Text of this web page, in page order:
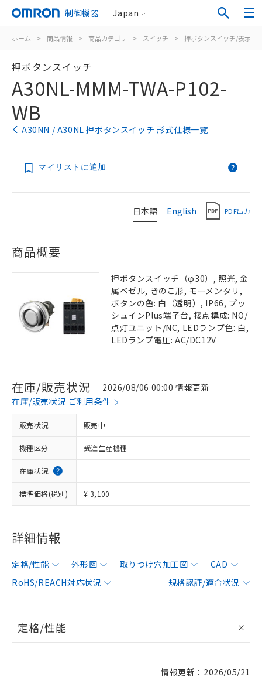
制御機器 Japan
ホーム > 商品情報 > 商品カテゴリ > スイッチ > 押ボタンスイッチ/表示灯
押ボタンスイッチ
A30NL-MMM-TWA-P102-
WB
A30NN / A30NL 押ボタンスイッチ 形式仕様一覧
マイリストに追加
日本語 English PDF出力
商品概要
押ボタンスイッチ（φ30）, 照光, 金
属ベゼル, きのこ形, モーメンタリ,
ボタンの色: 白（透明）, IP66, プッ
シュインPlus端子台, 接点構成: NO/
点灯ユニット/NC, LEDランプ色: 白,
LEDランプ電圧: AC/DC12V
在庫/販売状況
2026/08/06 00:00 情報更新
在庫/販売状況 ご利用条件
販売状況 販売中
機種区分 受注生産機種
在庫状況
標準価格(税別) ¥ 3,100
詳細情報
定格/性能 外形図 取りつけ穴加工図
CAD
RoHS/REACH対応状況
規格認証/適合状況
定格/性能
情報更新：2026/05/21